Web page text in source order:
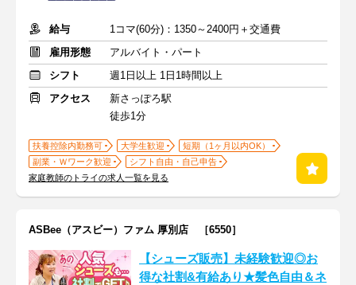
給与
1コマ(60分)：1350～2400円＋交通費
雇用形態
アルバイト・パート
シフト
週1日以上 1日1時間以上
アクセス
新さっぽろ駅
徒歩1分
扶養控除内勤務可 大学生歓迎
短期（1ヶ月以内OK）
副業・Ｗワーク歓迎
シフト自由・自己申告
家庭教師のトライの求人一覧を見る
ASBee（アスビー）ファム 厚別店 ［6550］
【シューズ販売】未経験歓迎◎お
得な社割&有給あり★髪色自由＆ネ